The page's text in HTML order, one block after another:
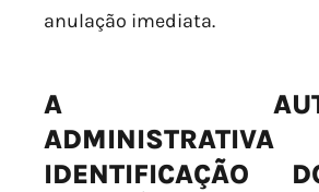
anulação imediata.
A
IDENTIFICAÇÃO